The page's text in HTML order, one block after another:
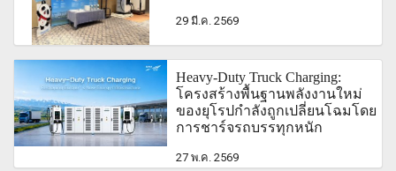
29 มี.ค. 2569
Heavy-Duty Truck Charging:
โครงสร้างพื้นฐานพลังงานใหม่
ของยุโรปกำลังถูกเปลี่ยนโฉมโดย
การชาร์จรถบรรทุกหนัก
27 พ.ค. 2569